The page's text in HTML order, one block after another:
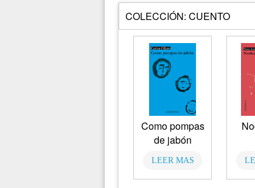
COLECCIÓN: CUENTO
Como pompas
de jabón
LEER MAS